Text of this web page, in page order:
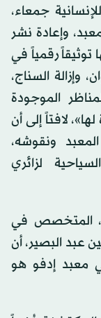
جمعاء،
وإعادة نشر
توثيقاً رقمياً في
وإزالة السناج،
الموجودة
لافتاً إلى أن
ونقوشه،
لزائري
المتخصص في
عبد البصير، أن
معبد إدفو هو